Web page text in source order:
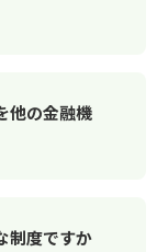
他の金融機
制度ですか